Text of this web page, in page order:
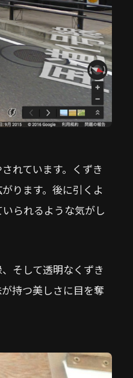
れています。くずき
ります。後に引くよ
られるような気がし
そして透明なくずき
持つ美しさに目を奪